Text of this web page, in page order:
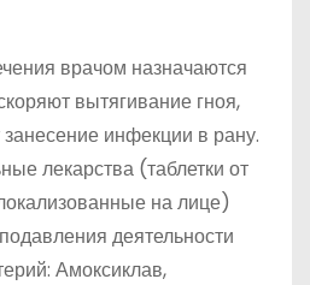
врачом назначаются
вытягивание гноя,
инфекции в рану.
лекарства (таблетки от
на лице)
деятельности
Амоксиклав,